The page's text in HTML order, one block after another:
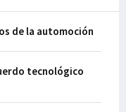
de la automoción
tecnológico